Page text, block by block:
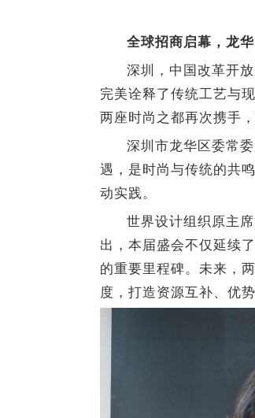
全球招商启幕，龙
深圳，中国改革开
完美诠释了传统工艺与
两座时尚之都再次携手
深圳市龙华区委常
遇，是时尚与传统的共
动实践。
世界设计组织原主
出，本届盛会不仅延续
的重要里程碑。未来，
度，打造资源互补、优